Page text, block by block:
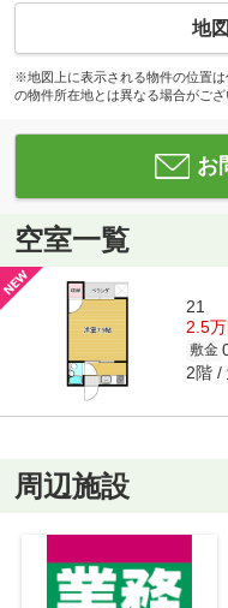
地
※地図上に表示される物件の位置
の物件所在地とは異なる場合がござ
お
空室一覧
21
2.5
敷金
2階
周辺施設